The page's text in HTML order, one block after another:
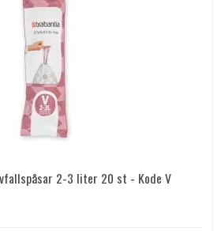
2-3 liter 20 st - Kode V